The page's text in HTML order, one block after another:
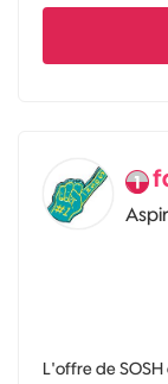
L'offre de